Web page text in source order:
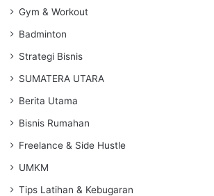
Gym & Workout
Badminton
Strategi Bisnis
SUMATERA UTARA
Berita Utama
Bisnis Rumahan
Freelance & Side Hustle
UMKM
Tips Latihan & Kebugaran